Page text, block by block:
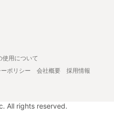
使用について
ポリシー 会社概要
採用情報
All rights reserved.